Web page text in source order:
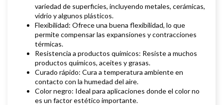
variedad de superficies, incluyendo metales, cerámicas,
vidrio y algunos plásticos.
Flexibilidad: Ofrece una buena flexibilidad, lo que
permite compensar las expansiones y contracciones
térmicas.
Resistencia a productos químicos: Resiste a muchos
productos químicos, aceites y grasas.
Curado rápido: Cura a temperatura ambiente en
contacto con la humedad del aire.
Color negro: Ideal para aplicaciones donde el color no
es un factor estético importante.